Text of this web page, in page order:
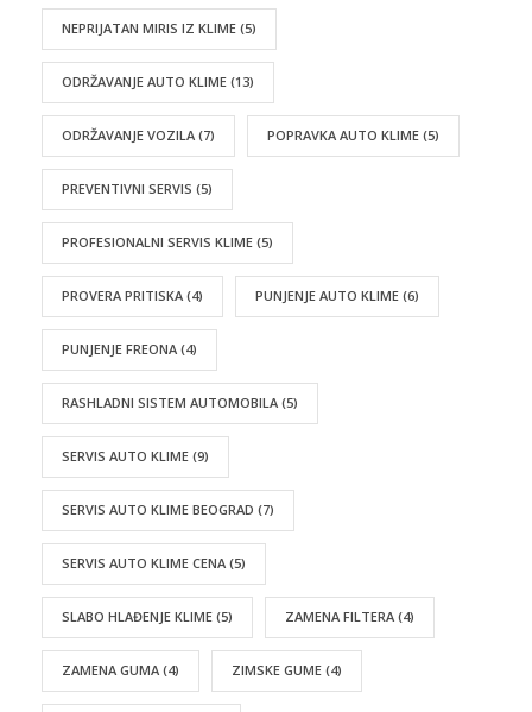
NEPRIJATAN MIRIS IZ KLIME (5)
ODRŽAVANJE AUTO KLIME (13)
ODRŽAVANJE VOZILA (7) POPRAVKA AUTO KLIME (5)
PREVENTIVNI SERVIS (5)
PROFESIONALNI SERVIS KLIME (5)
PROVERA PRITISKA (4) PUNJENJE AUTO KLIME (6)
PUNJENJE FREONA (4)
RASHLADNI SISTEM AUTOMOBILA (5)
SERVIS AUTO KLIME (9)
SERVIS AUTO KLIME BEOGRAD (7)
SERVIS AUTO KLIME CENA (5)
SLABO HLAĐENJE KLIME (5) ZAMENA FILTERA (4)
ZAMENA GUMA (4) ZIMSKE GUME (4)